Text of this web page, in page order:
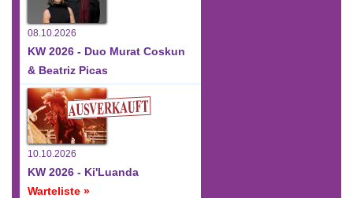
08.10.2026
KW 2026 - Duo Murat Coskun
& Beatriz Picas
10.10.2026
KW 2026 - Ki'Luanda
Warteliste »